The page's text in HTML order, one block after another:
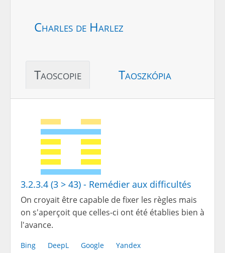
Charles de Harlez
Taoscopie Taoszkópia
3.2.3.4 (3 > 43) - Remédier aux difficultés
On croyait être capable de fixer les règles mais
on s'aperçoit que celles-ci ont été établies bien à
l'avance.
Bing DeepL Google Yandex